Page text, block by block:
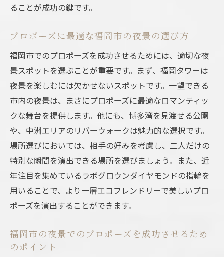
ることが成功の鍵です。
プロポーズに最適な福岡市の夜景の選び方
福岡市でのプロポーズを成功させるためには、適切な夜
景スポットを選ぶことが重要です。まず、福岡タワーは
夜景を楽しむには欠かせないスポットです。一望できる
市内の夜景は、まさにプロポーズに最適なロマンティッ
クな舞台を提供します。他にも、博多湾を見渡せる公園
や、中洲エリアのリバーウォークは魅力的な選択です。
場所選びにおいては、相手の好みを考慮し、二人だけの
特別な瞬間を演出できる場所を選びましょう。また、近
年注目を集めているラボグロウンダイヤモンドの指輪を
用いることで、より一層エコフレンドリーで美しいプロ
ポーズを演出することができます。
福岡市の夜景でのプロポーズを成功させるため
のポイント